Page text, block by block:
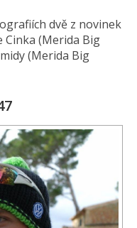
dvě z novinek
Cinka (Merida Big
(Merida Big